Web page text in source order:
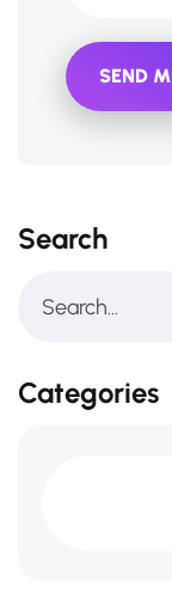
SEND
Search
Categories